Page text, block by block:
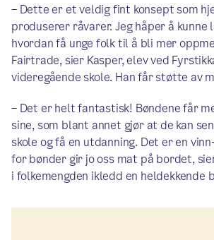
– Dette er et veldig fint konsept som
produserer råvarer. Jeg håper å
hvordan få unge folk til å bli mer
Fairtrade, sier Kasper, elev ved
videregående skole. Han får støtte av
– Det er helt fantastisk! Bøndene får
sine, som blant annet gjør at de kan
skole og få en utdanning. Det er en
for bønder gir jo oss mat på bordet,
i folkemengden ikledd en heldekkende